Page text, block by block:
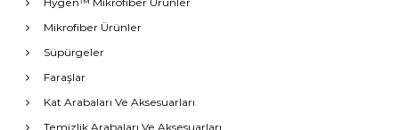
Mikrofiber Ürünler
Süpürgeler
Faraşlar
Kat Arabaları Ve Aksesuarları
Temizlik Arabaları Ve Aksesuarları